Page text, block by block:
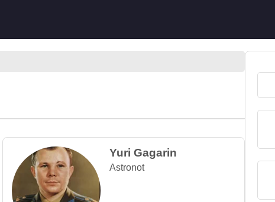
Yuri Gagarin
Astronot